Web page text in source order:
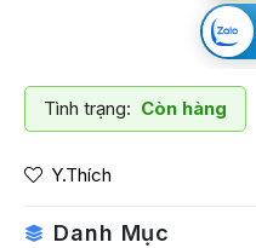
Tình trạng: Còn hàng
Y.Thích
Danh Mục